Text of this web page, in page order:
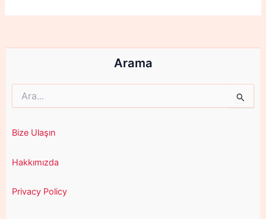
Arama
for:
Bize Ulaşın
Hakkımızda
Privacy Policy